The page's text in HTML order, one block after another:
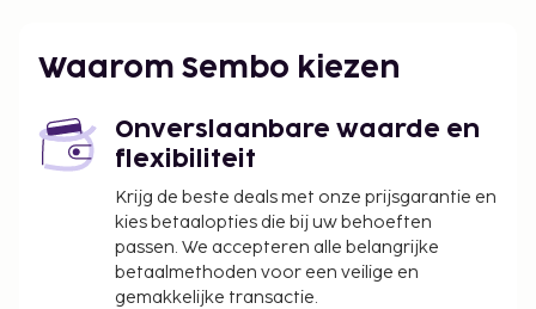
incheckservice en een snelle uitcheckservice.
Toeslag voor huisdieren: PLN 250 per huisdier,
Assistentiedieren zijn vrijgesteld van toeslagen
Deze lijst is mogelijk niet volledig. Toeslagen en
borgsommen zijn mogelijk excl. btw en kunnen
Waarom Sembo kiezen
Onverslaanbare waarde en
flexibiliteit
Krijg de beste deals met onze prijsgarantie en
kies betaalopties die bij uw behoeften
passen. We accepteren alle belangrijke
betaalmethoden voor een veilige en
gemakkelijke transactie.